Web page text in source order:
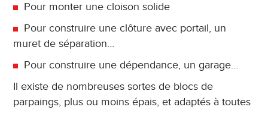
Pour monter une cloison solide
Pour construire une clôture avec portail, un
muret de séparation…
Pour construire une dépendance, un garage…
Il existe de nombreuses sortes de blocs de
parpaings, plus ou moins épais, et adaptés à toutes